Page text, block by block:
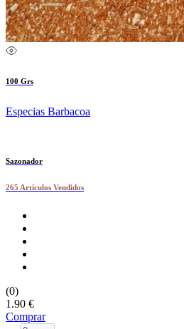
100 Grs
Especias Barbacoa
Sazonador
265 Artículos Vendidos
(0)
1.90 €
Comprar